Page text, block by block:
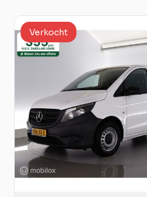
Verkocht